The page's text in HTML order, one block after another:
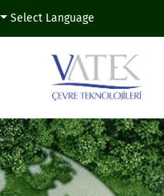
Select Language